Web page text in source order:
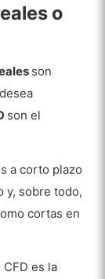
o
son
son el
a corto plazo
y, sobre todo,
cortas en
es la